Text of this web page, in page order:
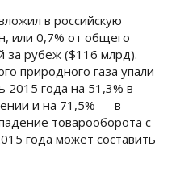
в российскую
или 0,7% от общего
за рубеж ($116 млрд).
природного газа упали
2015 года на 51,3% в
и на 71,5% — в
товарооборота с
года может составить